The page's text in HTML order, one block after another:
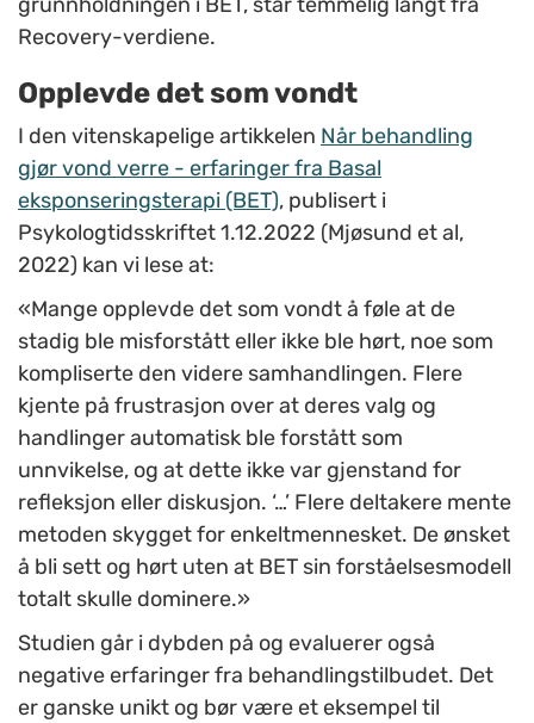
Recovery-verdiene.
Opplevde det som vondt
I den vitenskapelige artikkelen Når behandling
gjør vond verre - erfaringer fra Basal
eksponseringsterapi (BET), publisert i
Psykologtidsskriftet 1.12.2022 (Mjøsund et al,
2022) kan vi lese at:
«Mange opplevde det som vondt å føle at de
stadig ble misforstått eller ikke ble hørt, noe som
kompliserte den videre samhandlingen. Flere
kjente på frustrasjon over at deres valg og
handlinger automatisk ble forstått som
unnvikelse, og at dette ikke var gjenstand for
refleksjon eller diskusjon. ‘…’ Flere deltakere mente
metoden skygget for enkeltmennesket. De ønsket
å bli sett og hørt uten at BET sin forståelsesmodell
totalt skulle dominere.»
Studien går i dybden på og evaluerer også
negative erfaringer fra behandlingstilbudet. Det
er ganske unikt og bør være et eksempel til